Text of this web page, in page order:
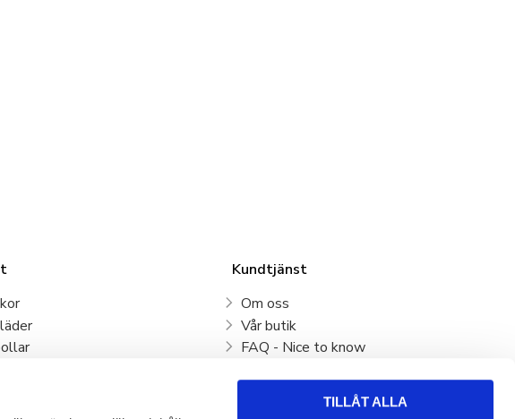
TILLÅT ALLA
Kundtjänst
Om oss
Vår butik
FAQ - Nice to know